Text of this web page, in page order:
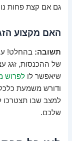
גם אם קצת פחות
האם מקצוע
תשובה: בהחלט! עם
של ההכנסות, זגג
שיאפשר לולפרוש
ודורש משמעת
למצב שבו
שלכם.